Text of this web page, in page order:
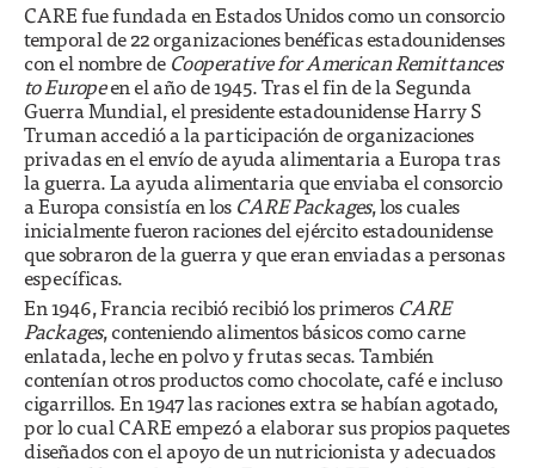
CARE fue fundada en Estados Unidos como un consorcio
temporal de 22 organizaciones benéficas estadounidenses
con el nombre de Cooperative for American Remittances
to Europeen el año de 1945. Tras el fin de la Segunda
Guerra Mundial, el presidente estadounidense Harry S
Truman accedió a la participación de organizaciones
privadas en el envío de ayuda alimentaria a Europa tras
la guerra. La ayuda alimentaria que enviaba el consorcio
a Europa consistía en los CARE Packages, los cuales
inicialmente fueron raciones del ejército estadounidense
que sobraron de la guerra y que eran enviadas a personas
específicas.
En 1946, Francia recibió recibió los primeros CARE
Packages, conteniendo alimentos básicos como carne
enlatada, leche en polvo y frutas secas. También
contenían otros productos como chocolate, café e incluso
cigarrillos. En 1947 las raciones extra se habían agotado,
por lo cual CARE empezó a elaborar sus propios paquetes
diseñados con el apoyo de un nutricionista y adecuados